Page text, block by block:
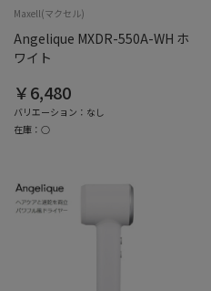
Maxell(マクセル)
Angelique MXDR-550A-WH ホ
ワイト
￥6,480
バリエーション：なし
在庫：○